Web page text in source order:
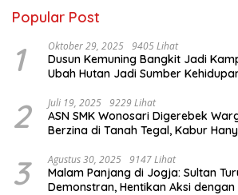
Popular Post
1 Oktober 29, 2025 9405 Lihat
Dusun Kemuning Bangkit Jadi
Ubah Hutan Jadi Sumber
2 Juli 19, 2025 9229 Lihat
ASN SMK Wonosari Digerebek
Berzina di Tanah Tegal, Kabur
3 Agustus 30, 2025 9147 Lihat
Malam Panjang di Jogja: Sultan
Demonstran, Hentikan Aksi dengan